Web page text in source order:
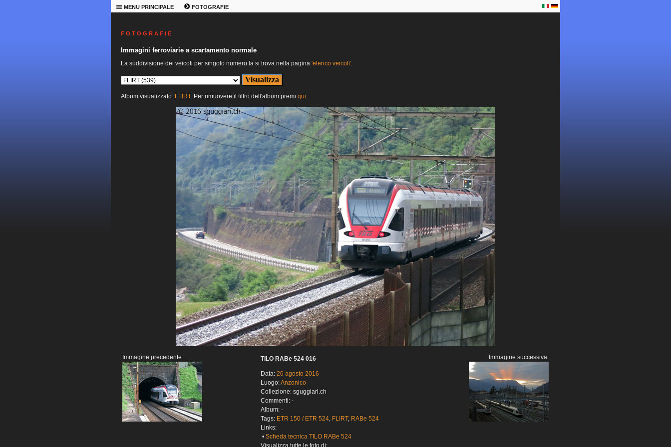
MENU PRINCIPALE FOTOGRAFIE
F O T O G R A F I E
Immagini ferroviarie a scartamento normale
La suddivisione dei veicoli per singolo numero la si trova nella pagina 'elenco veicoli'.
Album visualizzato: FLIRT. Per rimuovere il filtro dell'album premi qui.
Immagine precedente: TILO RABe 524 016
Data: 26 agosto 2016
Luogo:Anzonico
Collezione: sguggiari.ch
Commenti: -
Album: -
Tags: ETR 150 / ETR 524, FLIRT, RABe 524
Links:
• Scheda tecnica TILO RABe 524
Immagine successiva: